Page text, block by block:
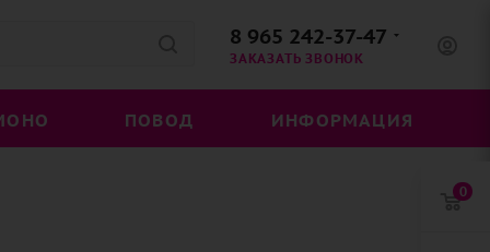
8 965 242-37-47
ЗАКАЗАТЬ ЗВОНОК
ПОВОД ИНФОРМАЦИЯ
0